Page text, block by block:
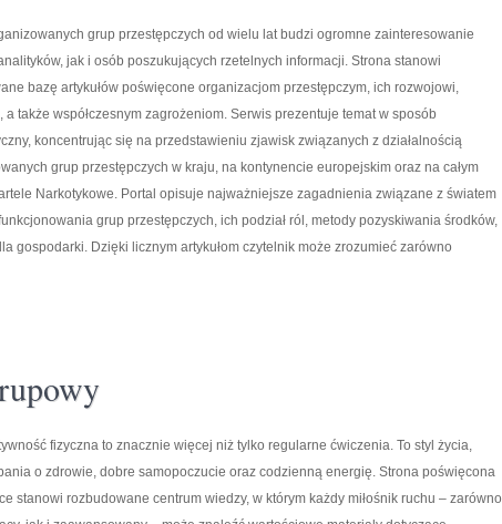
grup przestępczych od wielu lat budzi ogromne zainteresowanie
jak i osób poszukujących rzetelnych informacji. Strona stanowi
bazę artykułów poświęcone organizacjom przestępczym, ich rozwojowi,
a także współczesnym zagrożeniom. Serwis prezentuje temat w sposób
koncentrując się na przedstawieniu zjawisk związanych z działalnością
grup przestępczych w kraju, na kontynencie europejskim oraz na całym
Narkotykowe. Portal opisuje najważniejsze zagadnienia związane z światem
grup przestępczych, ich podział ról, metody pozyskiwania środków,
gospodarki. Dzięki licznym artykułom czytelnik może zrozumieć zarówno
fizyczna to znacznie więcej niż tylko regularne ćwiczenia. To styl życia,
o zdrowie, dobre samopoczucie oraz codzienną energię. Strona poświęcona
stanowi rozbudowane centrum wiedzy, w którym każdy miłośnik ruchu – zarówno